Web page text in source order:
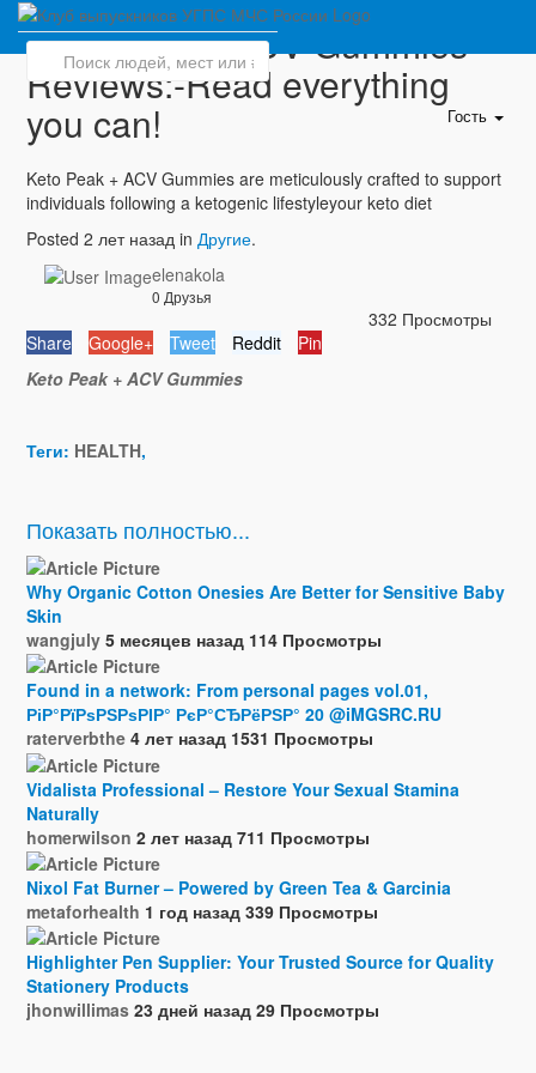
Гость
Keto Peak + ACV Gummies
Reviews:-Read everything
you can!
Keto Peak + ACV Gummies are meticulously crafted to support
individuals following a ketogenic lifestyleyour keto diet
Posted 2 лет назад in Другие.
elenakola
0 Друзья
332 Просмотры
Share
Google+ Tweet Reddit
Pin
Keto Peak + ACV Gummies
Теги: HEALTH,
Показать полностью...
Why Organic Cotton Onesies Are Better for Sensitive Baby
Skin
wangjuly 5 месяцев назад 114 Просмотры
Found in a network: From personal pages vol.01,
РіР°РїРѕРЅРѕРІР° РєР°СЂРёРЅР° 20 @iMGSRC.RU
raterverbthe 4 лет назад 1531 Просмотры
Vidalista Professional – Restore Your Sexual Stamina
Naturally
homerwilson 2 лет назад 711 Просмотры
Nixol Fat Burner – Powered by Green Tea & Garcinia
metaforhealth 1 год назад 339 Просмотры
Highlighter Pen Supplier: Your Trusted Source for Quality
Stationery Products
jhonwillimas 23 дней назад 29 Просмотры